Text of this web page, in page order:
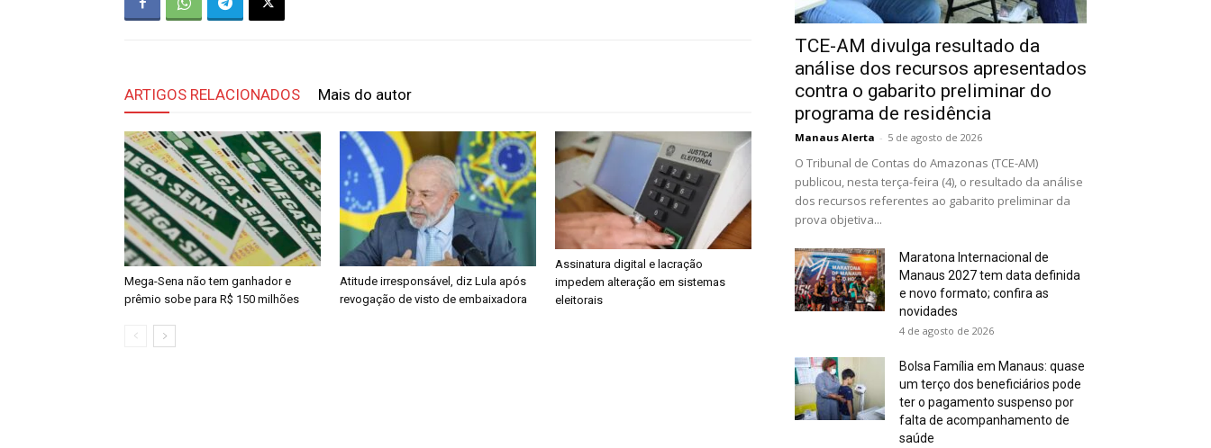
ARTIGOS RELACIONADOS Mais do autor
Mega-Sena não tem ganhador e
prêmio sobe para R$ 150 milhões
Atitude irresponsável, diz Lula após
revogação de visto de embaixadora
Assinatura digital e lacração
impedem alteração em sistemas
eleitorais
TCE-AM divulga resultado da
análise dos recursos apresentados
contra o gabarito preliminar do
programa de residência
Manaus Alerta - 5 de agosto de 2026
O Tribunal de Contas do Amazonas (TCE-AM)
publicou, nesta terça-feira (4), o resultado da análise
dos recursos referentes ao gabarito preliminar da
prova objetiva...
Maratona Internacional de
Manaus 2027 tem data definida
e novo formato; confira as
novidades
4 de agosto de 2026
Bolsa Família em Manaus: quase
um terço dos beneficiários pode
ter o pagamento suspenso por
falta de acompanhamento de
saúde